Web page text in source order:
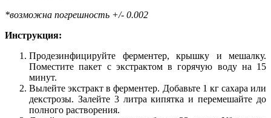
*возможна погрешность +/- 0.002
Инструкция:
Продезинфицируйте ферментер, крышку и мешалку.
Поместите пакет с экстрактом в горячую воду на 15
минут.
Вылейте экстракт в ферментер. Добавьте 1 кг сахара или
декстрозы. Залейте 3 литра кипятка и перемешайте до
полного растворения.